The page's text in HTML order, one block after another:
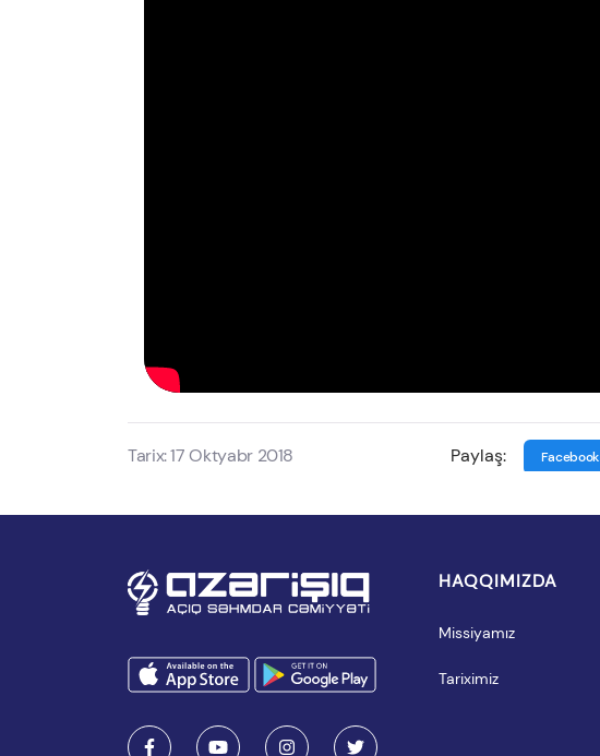
Tarix: 17 Oktyabr 2018 Paylaş: Facebook
HAQQIMIZDA
Missiyamız
Tariximiz